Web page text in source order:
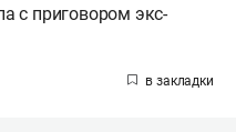
с приговором экс-